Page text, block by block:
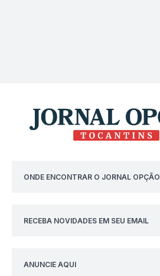
ONDE ENCONTRAR O JORNAL OPÇÃO
RECEBA NOVIDADES EM SEU EMAIL
ANUNCIE AQUI